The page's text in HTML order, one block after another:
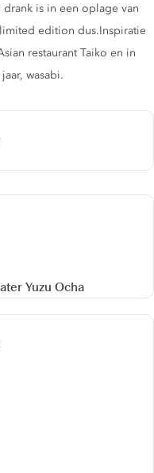
drank is in een oplage van
edition dus.Inspiratie
restaurant Taiko en in
wasabi.
Yuzu Ocha